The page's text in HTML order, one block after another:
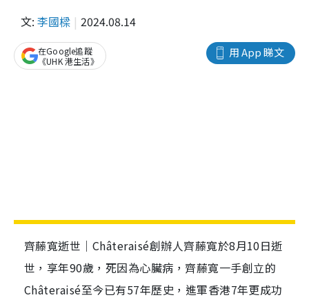
文: 李國樑 2024.08.14
用 App 睇文
在Google追蹤
《UHK 港生活》
齊藤寬逝世｜Châteraisé創辦人齊藤寬於8月10日逝
世，享年90歲，死因為心臟病，齊藤寬一手創立的
Châteraisé至今已有57年歷史，進軍香港7年更成功